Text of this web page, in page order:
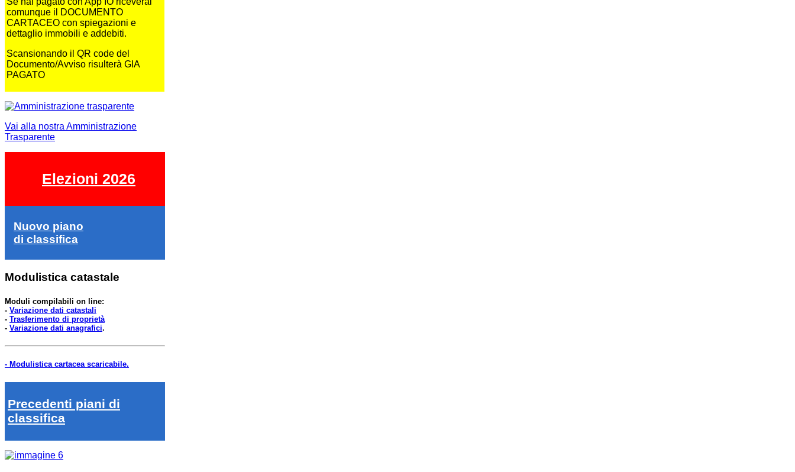
comunque il DOCUMENTO
CARTACEO con spiegazioni e
dettaglio immobili e addebiti.
Scansionando il QR code del
Documento/Avviso risulterà GIA
PAGATO
Vai alla nostra Amministrazione
Trasparente
Elezioni 2026
Nuovo piano
di classifica
Modulistica catastale
Moduli compilabili on line:
- Variazione dati catastali
- Trasferimento di proprietà
- Variazione dati anagrafici.
- Modulistica cartacea scaricabile.
Precedenti piani di
classifica